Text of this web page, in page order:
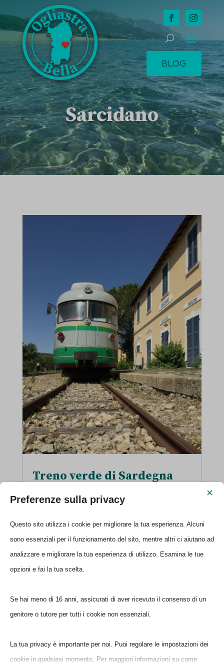
BLOG
Sarcidano
Treno verde di Sardegna
Cagliari, Sarcidano,Sardegna mia
La storia del treno verde di Sardegna
Il treno verde di Sardegna
accompagna i viaggiatori alla
scoperta dell’isola che non ti aspetti.
Preferenze sulla privacy
×
Questo sito utilizza i cookie per migliorare la tua esperienza. Alcuni
sono essenziali per il funzionamento del sito, mentre altri ci aiutano ad
analizzare e migliorare la tua esperienza di utilizzo. Esamina le tue
opzioni e fai la tua scelta.
Se hai meno di 16 anni, assicurati di aver ricevuto il consenso di un
genitore o tutore per tutti i cookie non essenziali.
La tua privacy è importante per noi. Puoi regolare le impostazioni dei
cookie in qualsiasi momento. Per maggiori informazioni su come